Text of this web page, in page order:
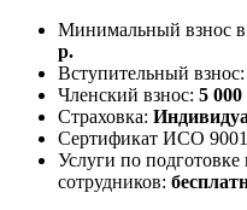
Минимальный взнос
р.
Вступительный взнос:
Членский взнос: 5 000
Страховка:
Сертификат ИСО
Услуги по подготовке
сотрудников: